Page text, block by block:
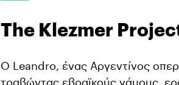
The Klezmer
Ο Leandro, ένας Αργεντίνος
τραβώντας εβραϊκούς γάμους,